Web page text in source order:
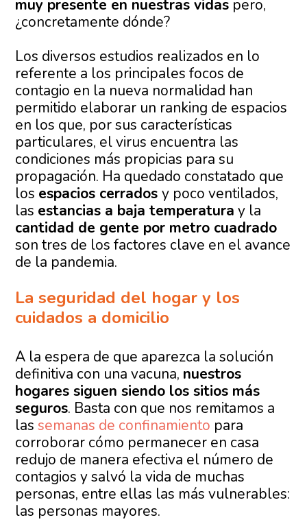
muy presente en nuestras vidas pero,
¿concretamente dónde?
Los diversos estudios realizados en lo
referente a los principales focos de
contagio en la nueva normalidad han
permitido elaborar un ranking de espacios
en los que, por sus características
particulares, el virus encuentra las
condiciones más propicias para su
propagación. Ha quedado constatado que
los espacios cerradosy poco ventilados,
las estancias a baja temperatura y la
cantidad de gente por metro cuadrado
son tres de los factores clave en el avance
de la pandemia.
La seguridad del hogar y los
cuidados a domicilio
A la espera de que aparezca la solución
definitiva con una vacuna, nuestros
hogares siguen siendo los sitios más
seguros. Basta con que nos remitamos a
lassemanas de confinamiento para
corroborar cómo permanecer en casa
redujo de manera efectiva el número de
contagios y salvó la vida de muchas
personas, entre ellas las más vulnerables:
las personas mayores.